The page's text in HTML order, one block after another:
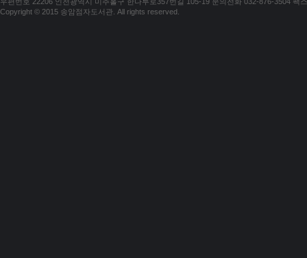
Copyright © 2015 송암점자도서관. All rights reserved.